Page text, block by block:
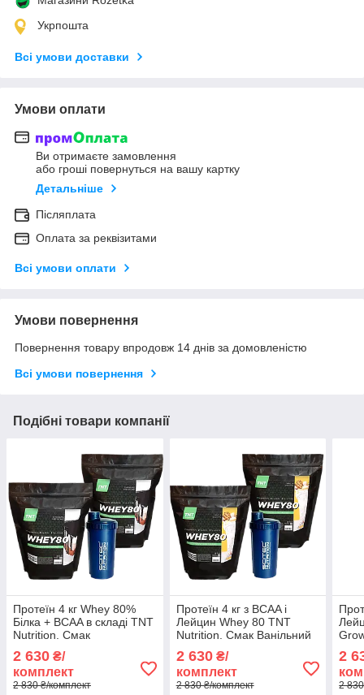
Укрпошта
Всі умови доставки
Умови оплати
Ви отримаєте замовлення
або гроші повернуться на вашу картку
Детальніше
Післяплата
Оплата за реквізитами
Всі умови оплати
Умови повернення
Повернення товару впродовж 14 днів за домовленістю
Всі умови повернення
Подібні товари компанії
Протеїн 4 кг Whey 80%
Білка + BCAA в складі TNT
Nutrition. Смак
Шейкер
2 630 ₴/
комплект
2 830 ₴/комплект
Протеїн 4 кг з BCAA і
Лейцин Whey 80 TNT
Nutrition. Смак Ванільний
2 630₴/
комплект
2 830 ₴/комплект
+
2
2